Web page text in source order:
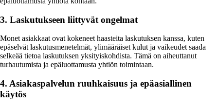
3. Laskutukseen liittyvät ongelmat
Monet asiakkaat ovat kokeneet haasteita laskutuksen kanssa, kuten
epäselvät laskutusmenetelmät, ylimääräiset kulut ja vaikeudet saada
selkeää tietoa laskutuksen yksityiskohdista. Tämä on aiheuttanut
turhautumista ja epäluottamusta yhtiön toimintaan.
4. Asiakaspalvelun ruuhkaisuus ja epäasiallinen
käytös